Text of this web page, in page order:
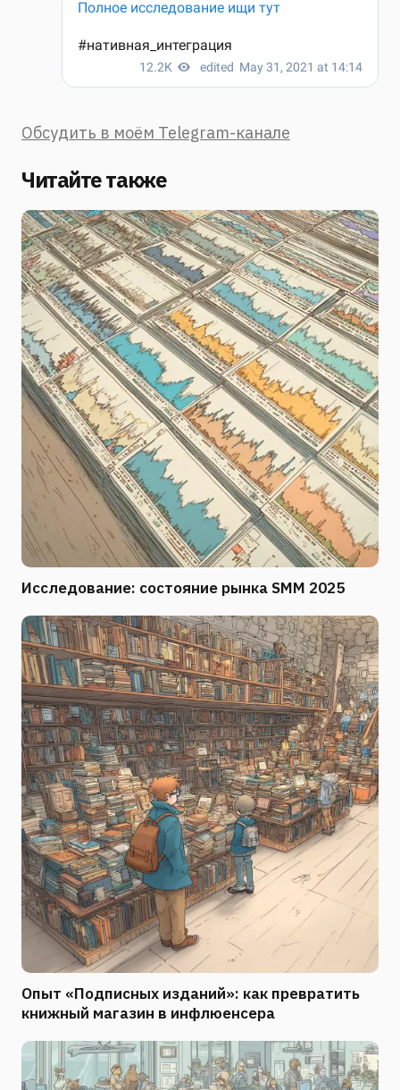
Обсудить в моём Telegram-канале
Читайте также
Исследование: состояние рынка SMM 2025
Опыт «Подписных изданий»: как превратить
книжный магазин в инфлюенсера